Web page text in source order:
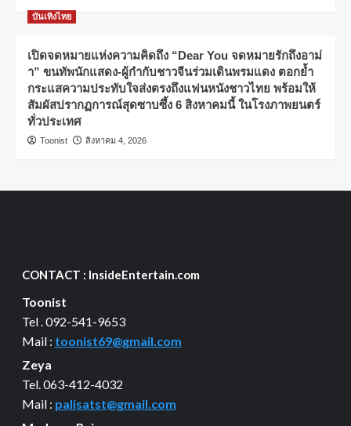
บันเทิงไทย
เปิดจดหมายแห่งความคิดถึง “Dear You จดหมายรักถึงอาม่
า” ขนทัพนักแสดง-ผู้กำกับชาวจีนร่วมเดินพรมแดง ตอกย้ำ
กระแสความประทับใจส่งตรงถึงแฟนหนังชาวไทย พร้อมให้
สัมผัสปรากฏการณ์สุดซาบซึ้ง 6 สิงหาคมนี้ ในโรงภาพยนตร์
ทั่วประเทศ
Toonist สิงหาคม 4, 2026
CONTACT : InsideEntertain.com
Toonist
Tel . 092-541-9653
Mail : toonist69@gmail.com
Zeya
Tel. 063-412-4032
Mail : palisatst@gmail.com